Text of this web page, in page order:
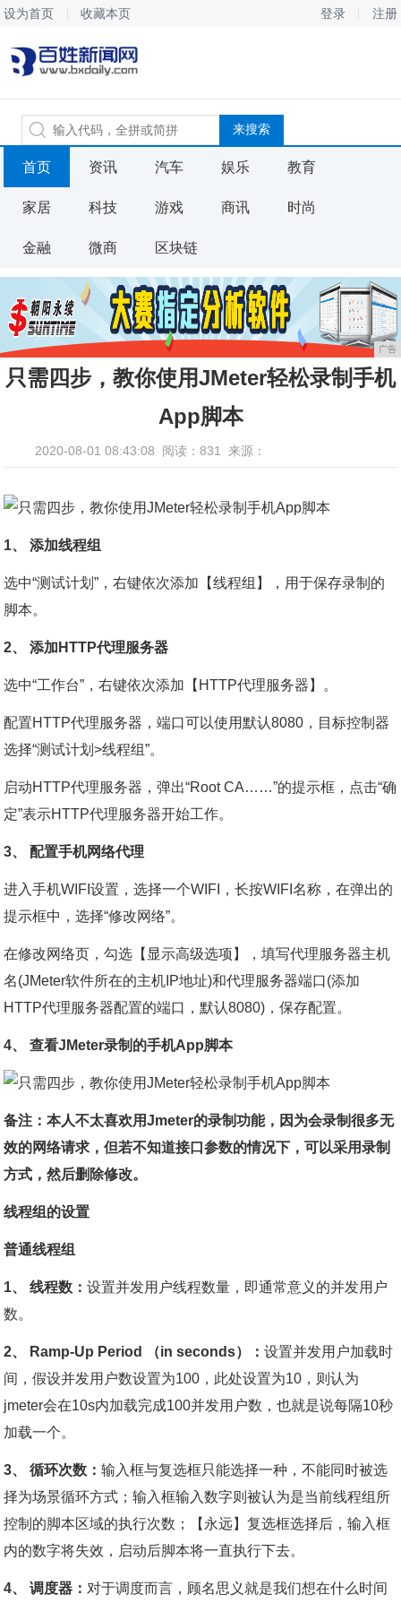
设为首页 收藏本页 登录 注册
首页 资讯 汽车 娱乐 教育
家居 科技 游戏 商讯 时尚
金融 微商 区块链
广告
只需四步，教你使用JMeter轻松录制手机
App脚本
2020-08-01 08:43:08 阅读：831 来源：
1、 添加线程组
选中“测试计划”，右键依次添加【线程组】，用于保存录制的
脚本。
2、 添加HTTP代理服务器
选中“工作台”，右键依次添加【HTTP代理服务器】。
配置HTTP代理服务器，端口可以使用默认8080，目标控制器
选择“测试计划>线程组”。
启动HTTP代理服务器，弹出“Root CA……”的提示框，点击“确
定”表示HTTP代理服务器开始工作。
3、 配置手机网络代理
进入手机WIFI设置，选择一个WIFI，长按WIFI名称，在弹出的
提示框中，选择“修改网络”。
在修改网络页，勾选【显示高级选项】，填写代理服务器主机
名(JMeter软件所在的主机IP地址)和代理服务器端口(添加
HTTP代理服务器配置的端口，默认8080)，保存配置。
4、 查看JMeter录制的手机App脚本
备注：本人不太喜欢用Jmeter的录制功能，因为会录制很多无
效的网络请求，但若不知道接口参数的情况下，可以采用录制
方式，然后删除修改。
线程组的设置
普通线程组
1、 线程数：设置并发用户线程数量，即通常意义的并发用户
数。
2、 Ramp-Up Period （in seconds）：设置并发用户加载时
间，假设并发用户数设置为100，此处设置为10，则认为
jmeter会在10s内加载完成100并发用户数，也就是说每隔10秒
加载一个。
3、 循环次数：输入框与复选框只能选择一种，不能同时被选
择为场景循环方式；输入框输入数字则被认为是当前线程组所
控制的脚本区域的执行次数；【永远】复选框选择后，输入框
内的数字将失效，启动后脚本将一直执行下去。
4、 调度器： 对于调度而言，顾名思义就是我们想在什么时间